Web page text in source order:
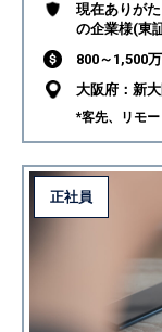
現在ありが
の企業様(東
800～1,500
大阪府：新
*客先、リモ
正社員